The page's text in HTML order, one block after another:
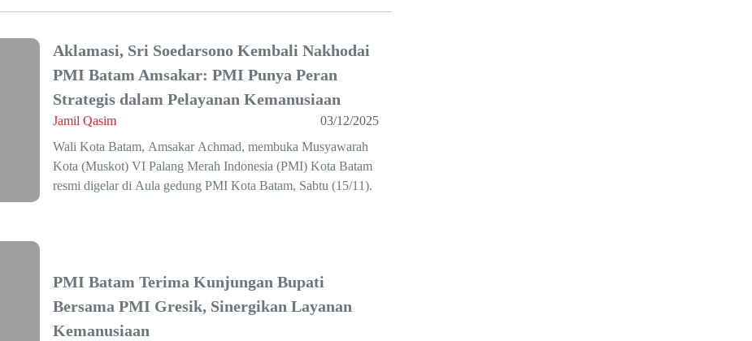
Aklamasi, Sri Soedarsono Kembali Nakhodai
PMI Batam Amsakar: PMI Punya Peran
Strategis dalam Pelayanan Kemanusiaan
Jamil Qasim
03/12/2025
Wali Kota Batam, Amsakar Achmad, membuka Musyawarah
Kota (Muskot) VI Palang Merah Indonesia (PMI) Kota Batam
resmi digelar di Aula gedung PMI Kota Batam, Sabtu (15/11).
PMI Batam Terima Kunjungan Bupati
Bersama PMI Gresik, Sinergikan Layanan
Kemanusiaan